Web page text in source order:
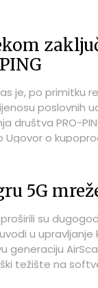
je, po primitku
poslovnih
društva PRO-
Ugovor o
5G
su
u
generaciju
težište na